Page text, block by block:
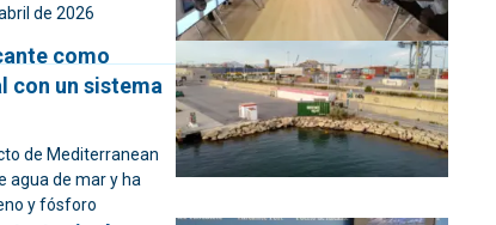
de 2026
como
con un sistema
de Mediterranean
agua de mar y ha
y fósforo